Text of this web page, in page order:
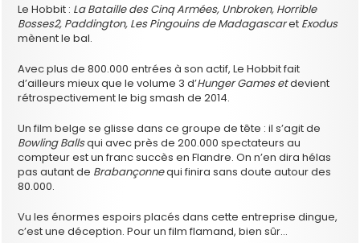
Le Hobbit : La Bataille des Cinq Armées, Unbroken, Horrible
Bosses2, Paddington, Les Pingouins de Madagascaret Exodus
mènent le bal.
Avec plus de 800.000 entrées à son actif, Le Hobbit fait
d’ailleurs mieux que le volume 3 d’Hunger Games etdevient
rétrospectivement le big smash de 2014.
Un film belge se glisse dans ce groupe de tête : il s’agit de
Bowling Ballsqui avec près de 200.000 spectateurs au
compteur est un franc succès en Flandre. On n’en dira hélas
pas autant de Brabançonnequi finira sans doute autour des
80.000.
Vu les énormes espoirs placés dans cette entreprise dingue,
c’est une déception. Pour un film flamand, bien sûr…